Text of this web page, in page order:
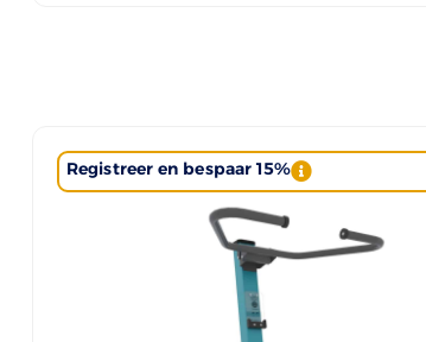
Registreer en bespaar 15%